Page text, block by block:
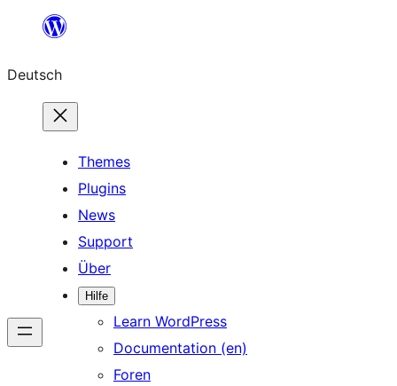
springen
Deutsch
Themes
Plugins
News
Support
Über
Hilfe
Learn WordPress
Documentation (en)
Foren